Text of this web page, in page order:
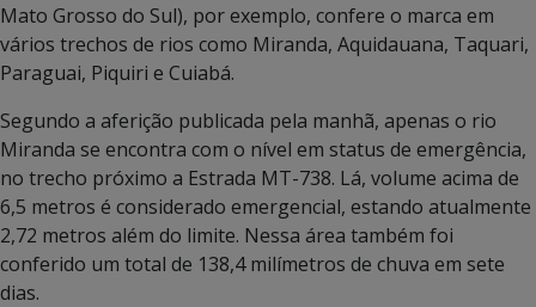
Mato Grosso do Sul), por exemplo, confere o marca em
vários trechos de rios como Miranda, Aquidauana, Taquari,
Paraguai, Piquiri e Cuiabá.
Segundo a aferição publicada pela manhã, apenas o rio
Miranda se encontra com o nível em status de emergência,
no trecho próximo a Estrada MT-738. Lá, volume acima de
6,5 metros é considerado emergencial, estando atualmente
2,72 metros além do limite. Nessa área também foi
conferido um total de 138,4 milímetros de chuva em sete
dias.